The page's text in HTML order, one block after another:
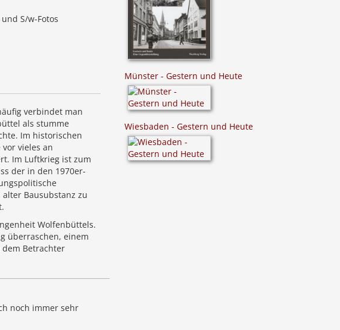
S/w-Fotos
verbindet man
als stumme
Im historischen
vieles an
Im Luftkrieg ist zum
der in den 1970er-
Bausubstanz zu
Wolfenbüttels.
überraschen, einem
Betrachter
noch immer sehr
Münster - Gestern und Heute
Wiesbaden - Gestern und Heute